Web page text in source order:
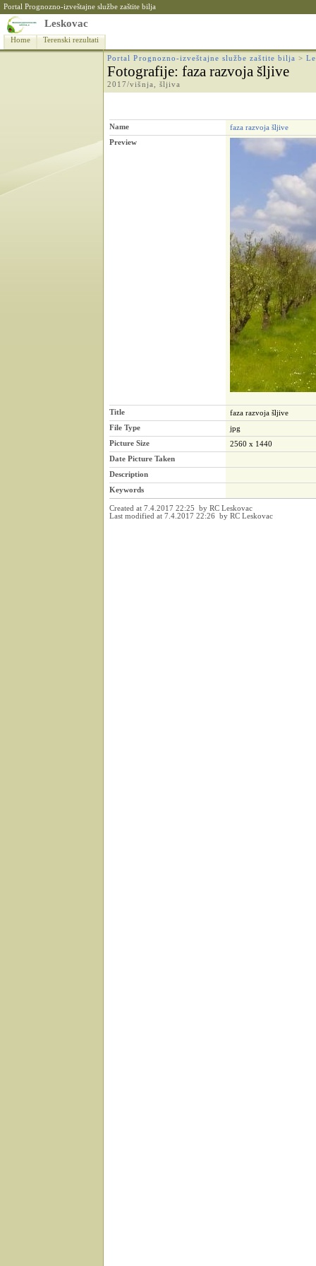
Portal Prognozno-izveštajne službe zaštite bilja
Leskovac
Home Terenski rezultati
Portal Prognozno-izveštajne službe zaštite bilja >
Fotografije: faza razvoja šljive
2017/višnja, šljiva
Name
faza razvoja šljive
Preview
Title
faza razvoja šljive
File Type
jpg
Picture Size
2560 x 1440
Date Picture Taken
Description
Keywords
Created at 7.4.2017 22:25 by RC Leskovac
Last modified at 7.4.2017 22:26 by RC Leskovac